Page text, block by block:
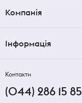
Компанія
Інформація
Контакти
(044) 286 15 85